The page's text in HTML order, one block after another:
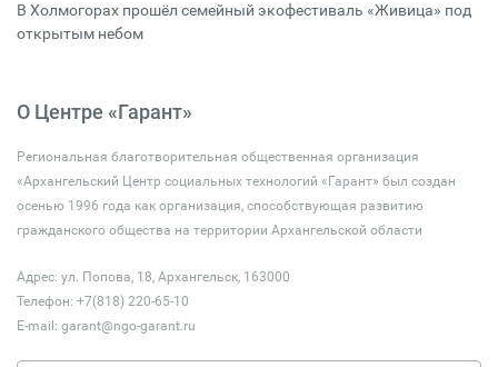
В Холмогорах прошёл семейный экофестиваль «Живица» под
открытым небом
О Центре «Гарант»
Региональная благотворительная общественная организация
«Архангельский Центр социальных технологий «Гарант» был создан
осенью 1996 года как организация, способствующая развитию
гражданского общества на территории Архангельской области
Адрес: ул. Попова, 18, Архангельск, 163000
Телефон: +7(818) 220-65-10
E-mail: garant@ngo-garant.ru